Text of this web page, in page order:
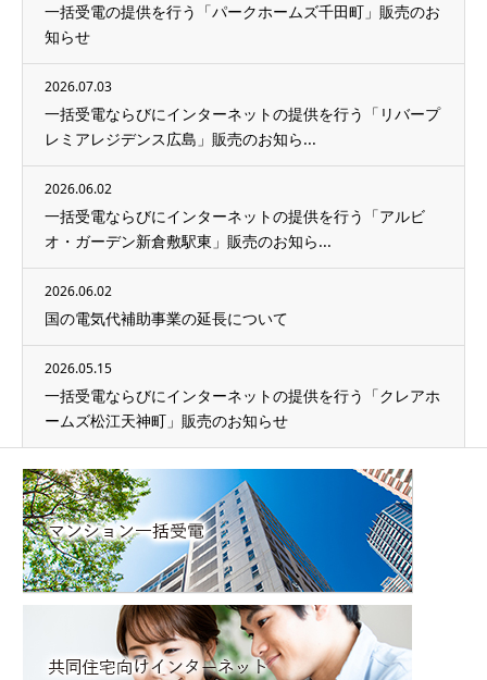
一括受電の提供を行う「パークホームズ千田町」販売のお
知らせ
2026.07.03
一括受電ならびにインターネットの提供を行う「リバープ
レミアレジデンス広島」販売のお知ら...
2026.06.02
一括受電ならびにインターネットの提供を行う「アルビ
オ・ガーデン新倉敷駅東」販売のお知ら...
2026.06.02
国の電気代補助事業の延長について
2026.05.15
一括受電ならびにインターネットの提供を行う「クレアホ
ームズ松江天神町」販売のお知らせ